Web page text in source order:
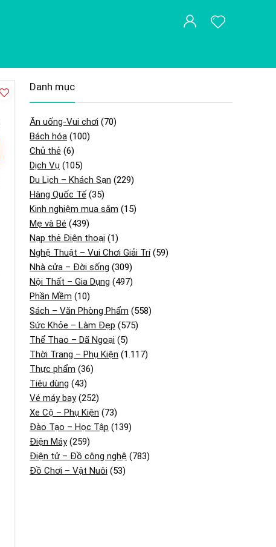
Danh mục
Ăn uống-Vui chơi (70)
Bách hóa (100)
Chủ thẻ (6)
Dịch Vụ (105)
Du Lịch – Khách Sạn (229)
Hàng Quốc Tế (35)
Kinh nghiệm mua sắm (15)
Mẹ và Bé (439)
Nạp thẻ Điện thoại (1)
Nghệ Thuật – Vui Chơi Giải Trí(59)
Nhà cửa – Đời sống (309)
Nội Thất – Gia Dụng (497)
Phần Mềm (10)
Sách – Văn Phòng Phẩm (558)
Sức Khỏe – Làm Đẹp (575)
Thể Thao – Dã Ngoại (5)
Thời Trang – Phụ Kiện (1.117)
Thực phẩm (36)
Tiêu dùng (43)
Vé máy bay(252)
Xe Cộ – Phụ Kiện (73)
Đào Tạo – Học Tập (139)
Điện Máy(259)
Điện tử – Đồ công nghệ (783)
Đồ Chơi – Vật Nuôi (53)